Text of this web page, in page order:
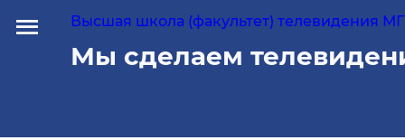
Высшая школа (факультет) телевидения
Мы сделаем